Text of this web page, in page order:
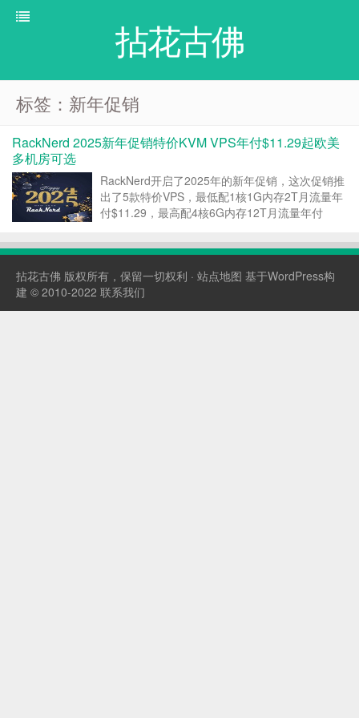
拈花古佛
标签：新年促销
RackNerd 2025新年促销特价KVM VPS年付$11.29起欧美
多机房可选
RackNerd开启了2025年的新年促销，这次促销推
出了5款特价VPS，最低配1核1G内存2T月流量年
付$11.29，最高配4核6G内存12T月流量年付
爱尔兰都柏林五个可选机房。续费不涨价，支持多
拈花古佛 版权所有，保留一切权利 · 站点地图 基于WordPress构
建 © 2010-2022 联系我们